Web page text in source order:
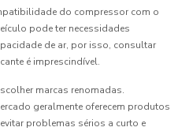
do compressor com o
pode ter necessidades
de ar, por isso, consultar
é imprescindível.
marcas renomadas.
geralmente oferecem produtos
problemas sérios a curto e